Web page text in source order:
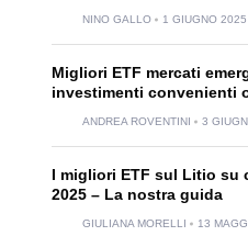
NINO GALLO 1 GIUGNO 2025
Migliori ETF mercati
investimenti convenienti
ANDREA ROVENTINI 3
I migliori ETF sul Litio su
2025 – La nostra guida
GIULIANA MORELLI 13